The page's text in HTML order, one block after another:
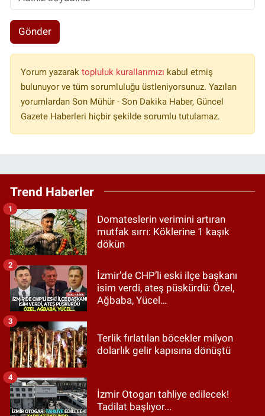
Gönder
Yorum yazarak topluluk kurallarımızı kabul etmiş
bulunuyor ve tüm sorumluluğu üstleniyorsunuz. Yazılan
yorumlardan Son Mühür - Son Dakika Haber, Güncel
Gazete Haberleri hiçbir şekilde sorumlu tutulamaz.
Trend Haberler
Domateslerin verimini artıran
mutfak sırrı: Köklerine 1 kaşık
dökün
1
İzmir’de CHP’li eski ilçe başkanı
isim verdi, ateş püskürdü: Özel,
Ağbaba, Yücel…
2
Terlik fırlatılan böcekler milyon
dolarlık gelir kapısına dönüştü
3
İzmir Otogarı tahliye edilecek!
Tadilat başlıyor...
4